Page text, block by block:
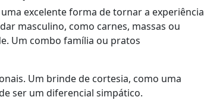
excelente forma de tornar a experiência
masculino, como carnes, massas ou
Um combo família ou pratos
Um brinde de cortesia, como uma
ser um diferencial simpático.